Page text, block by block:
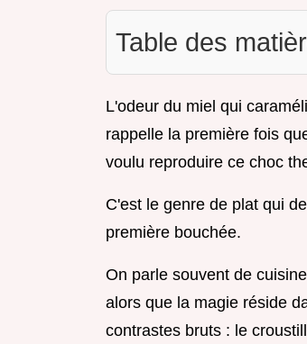
Table des
L'odeur du miel qui
rappelle la première fois
voulu reproduire ce choc
C'est le genre de plat qui
première bouchée.
On parle souvent de
alors que la magie réside
contrastes bruts : le